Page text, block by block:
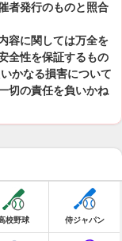
者発行のものと照合
容に関しては万全を
全性を保証するもの
かなる損害について
切の責任を負いかね
校野球 侍ジャパン